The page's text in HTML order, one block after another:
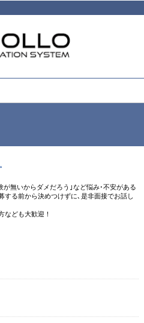
が無いからダメだろう｣など悩み･不安がある
する前から決めつけずに､是非面接でお話し
なども大歓迎！